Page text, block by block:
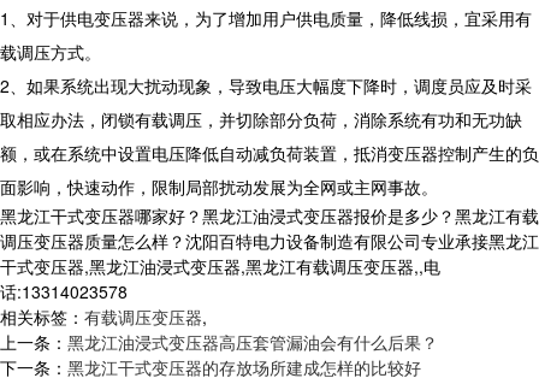
1、对于供电变压器来说，为了增加用户供电质量，降低线损，宜采用有
载调压方式。
2、如果系统出现大扰动现象，导致电压大幅度下降时，调度员应及时采
取相应办法，闭锁有载调压，并切除部分负荷，消除系统有功和无功缺
额，或在系统中设置电压降低自动减负荷装置，抵消变压器控制产生的负
面影响，快速动作，限制局部扰动发展为全网或主网事故。
黑龙江干式变压器哪家好？黑龙江油浸式变压器报价是多少？黑龙江有载
调压变压器质量怎么样？沈阳百特电力设备制造有限公司专业承接黑龙江
干式变压器,黑龙江油浸式变压器,黑龙江有载调压变压器,,电
话:13314023578
相关标签： 有载调压变压器,
上一条： 黑龙江油浸式变压器高压套管漏油会有什么后果？
下一条： 黑龙江干式变压器的存放场所建成怎样的比较好